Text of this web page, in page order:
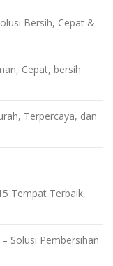
Bersih, Cepat &
Cepat, bersih
Terpercaya, dan
Tempat Terbaik,
Solusi Pembersihan